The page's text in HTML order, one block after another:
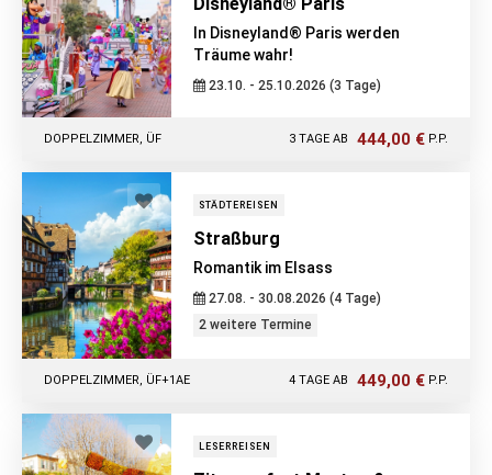
In Disneyland® Paris werden
Träume wahr!
23.10. - 25.10.2026 (3 Tage)
3 TAGE AB 444,00 € P.P.
DOPPELZIMMER, ÜF
STÄDTEREISEN
Straßburg
Romantik im Elsass
27.08. - 30.08.2026 (4 Tage)
2 weitere Termine
4 TAGE AB 449,00 € P.P.
DOPPELZIMMER, ÜF+1AE
LESERREISEN